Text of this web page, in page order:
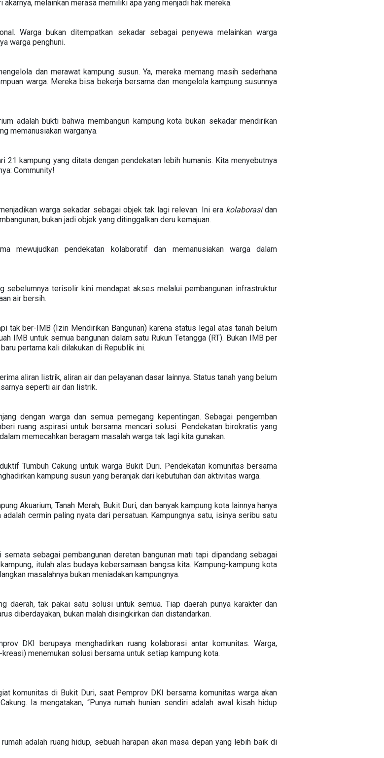
melainkan merasa memiliki apa yang menjadi hak mereka.
Warga bukan ditempatkan sekadar sebagai penyewa melainkan warga
warga penghuni.
dan merawat kampung susun. Ya, mereka memang masih sederhana
warga. Mereka bisa bekerja bersama dan mengelola kampung susunnya
adalah bukti bahwa membangun kampung kota bukan sekadar mendirikan
memanusiakan warganya.
21 kampung yang ditata dengan pendekatan lebih humanis. Kita menyebutnya
Community!
warga sekadar sebagai objek tak lagi relevan. Ini era kolaborasidan
bukan jadi objek yang ditinggalkan deru kemajuan.
mewujudkan pendekatan kolaboratif dan memanusiakan warga dalam
sebelumnya terisolir kini mendapat akses melalui pembangunan infrastruktur
air bersih.
tak ber-IMB (Izin Mendirikan Bangunan) karena status legal atas tanah belum
IMB untuk semua bangunan dalam satu Rukun Tetangga (RT). Bukan IMB per
pertama kali dilakukan di Republik ini.
aliran listrik, aliran air dan pelayanan dasar lainnya. Status tanah yang belum
seperti air dan listrik.
dengan warga dan semua pemegang kepentingan. Sebagai pengemban
ruang aspirasi untuk bersama mencari solusi. Pendekatan birokratis yang
memecahkan beragam masalah warga tak lagi kita gunakan.
Tumbuh Cakung untuk warga Bukit Duri. Pendekatan komunitas bersama
kampung susun yang beranjak dari kebutuhan dan aktivitas warga.
Akuarium, Tanah Merah, Bukit Duri, dan banyak kampung kota lainnya hanya
cermin paling nyata dari persatuan. Kampungnya satu, isinya seribu satu
semata sebagai pembangunan deretan bangunan mati tapi dipandang sebagai
itulah alas budaya kebersamaan bangsa kita. Kampung-kampung kota
masalahnya bukan meniadakan kampungnya.
daerah, tak pakai satu solusi untuk semua. Tiap daerah punya karakter dan
diberdayakan, bukan malah disingkirkan dan distandarkan.
DKI berupaya menghadirkan ruang kolaborasi antar komunitas. Warga,
menemukan solusi bersama untuk setiap kampung kota.
komunitas di Bukit Duri, saat Pemprov DKI bersama komunitas warga akan
Ia mengatakan, “Punya rumah hunian sendiri adalah awal kisah hidup
adalah ruang hidup, sebuah harapan akan masa depan yang lebih baik di